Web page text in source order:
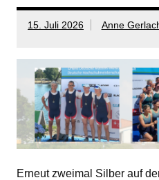
15. Juli 2026 Anne
Erneut zweimal Silber auf